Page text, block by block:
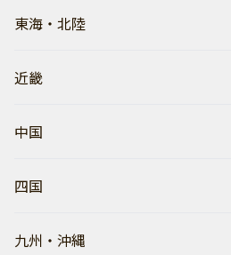
東海・北陸
近畿
中国
四国
九州・沖縄